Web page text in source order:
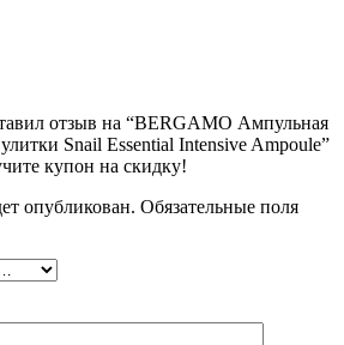
отзыв на “BERGAMO Ампульная
Snail Essential Intensive Ampoule”
купон на скидку!
опубликован. Обязательные поля